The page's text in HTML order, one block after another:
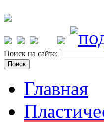
Поиск на сайте:
Главная